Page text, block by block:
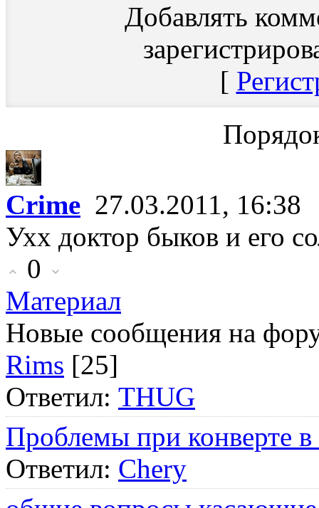
Добавлять
[
Crime 27.03.2011, 16:38
Ухх доктор быков и его
0
Материал
Новые сообщения на
Rims [25]
Ответил: THUG
Проблемы при конверте
Ответил: Chery